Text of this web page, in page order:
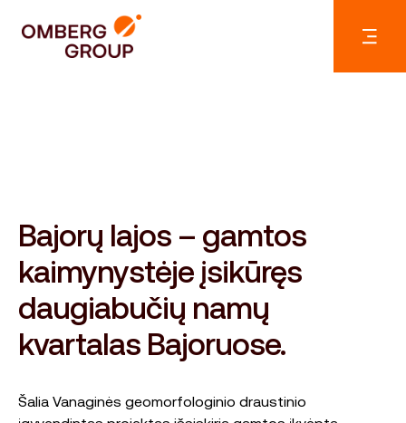
Bajorų lajos – gamtos
kaimynystėje įsikūręs
daugiabučių namų
kvartalas Bajoruose.
Šalia Vanaginės geomorfologinio draustinio